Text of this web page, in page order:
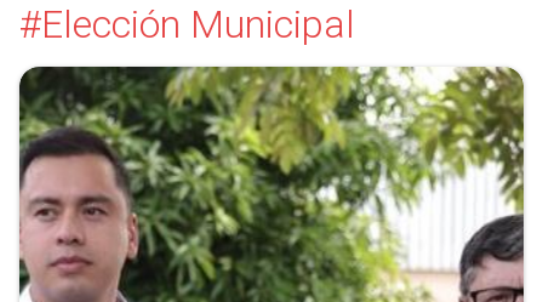
#Elección Municipal